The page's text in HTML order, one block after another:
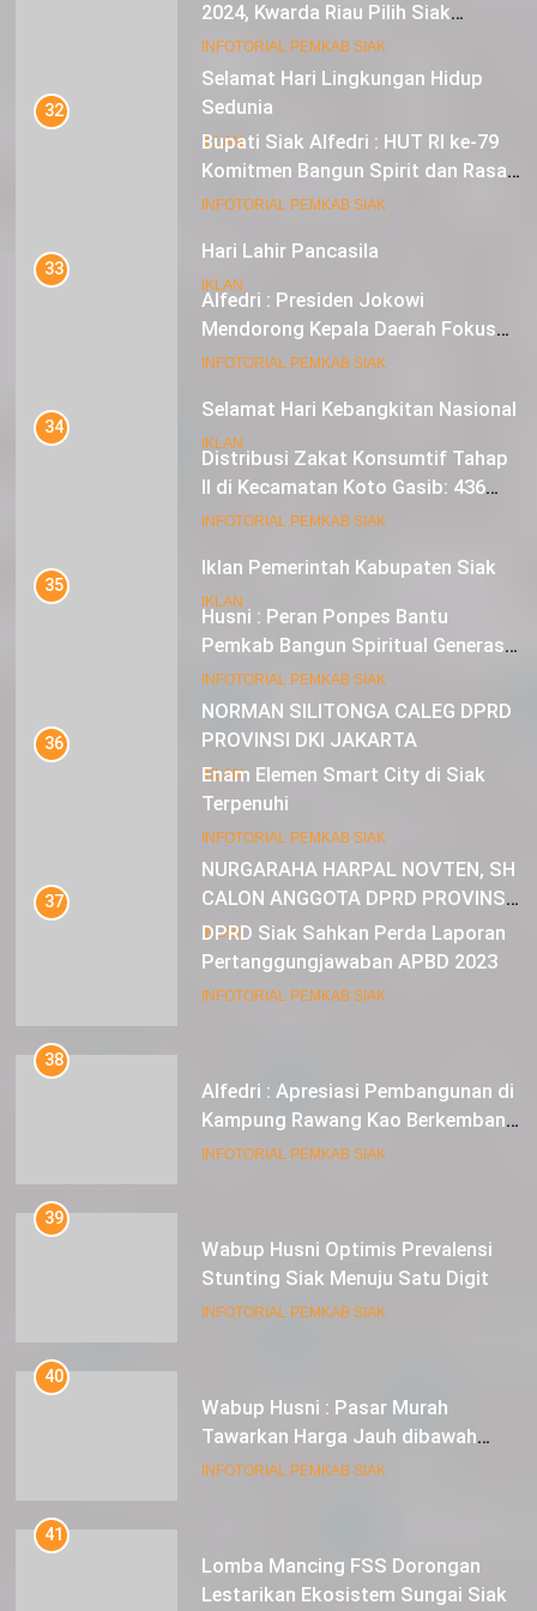
Selamat Hari Lingkungan Hidup
Sedunia
IKLAN
Hari Lahir Pancasila
IKLAN
Selamat Hari Kebangkitan Nasional
IKLAN
Iklan Pemerintah Kabupaten Siak
IKLAN
NORMAN SILITONGA CALEG DPRD
PROVINSI DKI JAKARTA
IKLAN
NURGARAHA HARPAL NOVTEN, SH
CALON ANGGOTA DPRD PROVINSI
DKI JAKARTA
IKLAN
2024, Kwarda Riau Pilih Siak
Sebagai Tuan Rumah
INFOTORIAL PEMKAB SIAK
32
Bupati Siak Alfedri : HUT RI ke-79
Komitmen Bangun Spirit dan Rasa
Nasionalisme
INFOTORIAL PEMKAB SIAK
33
Alfedri : Presiden Jokowi
Mendorong Kepala Daerah Fokus
pada Inflasi dan Pilkada Serentak
INFOTORIAL PEMKAB SIAK
34
Distribusi Zakat Konsumtif Tahap
II di Kecamatan Koto Gasib: 436
Mustahik Terima Bantuan
INFOTORIAL PEMKAB SIAK
35
Husni : Peran Ponpes Bantu
Pemkab Bangun Spiritual Generasi
Muda
INFOTORIAL PEMKAB SIAK
36
Enam Elemen Smart City di Siak
Terpenuhi
INFOTORIAL PEMKAB SIAK
37
DPRD Siak Sahkan Perda Laporan
Pertanggungjawaban APBD 2023
INFOTORIAL PEMKAB SIAK
38
Alfedri : Apresiasi Pembangunan di
Kampung Rawang Kao Berkembang
Pesat
INFOTORIAL PEMKAB SIAK
39
Wabup Husni Optimis Prevalensi
Stunting Siak Menuju Satu Digit
INFOTORIAL PEMKAB SIAK
40
Wabup Husni : Pasar Murah
Tawarkan Harga Jauh dibawah
Pasar Tradisional
INFOTORIAL PEMKAB SIAK
41
Lomba Mancing FSS Dorongan
Lestarikan Ekosistem Sungai Siak